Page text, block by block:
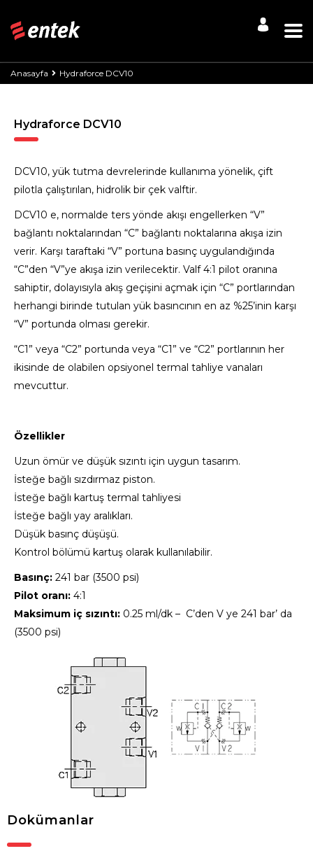
Anasayfa Hydraforce DCV10
Hydraforce DCV10
DCV10, yük tutma devrelerinde kullanıma yönelik, çift
pilotla çalıştırılan, hidrolik bir çek valftir.
DCV10 e, normalde ters yönde akışı engellerken “V”
bağlantı noktalarından “C” bağlantı noktalarına akışa izin
verir. Karşı taraftaki “V” portuna basınç uygulandığında
“C”den “V”ye akışa izin verilecektir. Valf 4:1 pilot oranına
sahiptir, dolayısıyla akış geçişini açmak için “C” portlarından
herhangi birinde tutulan yük basıncının en az %25’inin karşı
“V” portunda olması gerekir.
“C1” veya “C2” portunda veya “C1” ve “C2” portlarının her
ikisinde de olabilen opsiyonel termal tahliye vanaları
mevcuttur.
Özellikler
Uzun ömür ve düşük sızıntı için uygun tasarım.
İsteğe bağlı sızdırmaz piston.
İsteğe bağlı kartuş termal tahliyesi
İsteğe bağlı yay aralıkları.
Düşük basınç düşüşü.
Kontrol bölümü kartuş olarak kullanılabilir.
Basınç: 241 bar (3500 psi)
Pilot oranı: 4:1
Maksimum iç sızıntı: 0.25 ml/dk – C’den V ye 241 bar’ da
(3500 psi)
Dokümanlar